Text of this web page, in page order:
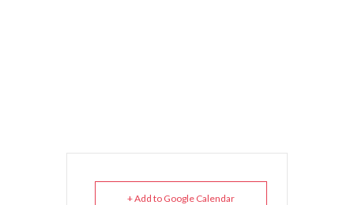
+ Add to Google Calendar